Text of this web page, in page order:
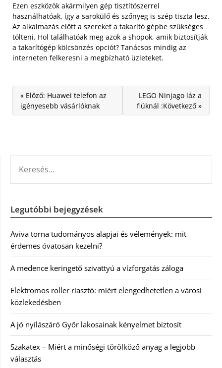
Ezen eszközök akármilyen gép tisztítószerrel
használhatóak, így a sarokülő és szőnyeg is szép tiszta lesz.
Az alkalmazás előtt a szereket a takarító gépbe szükséges
tölteni. Hol találhatóak meg azok a shopok, amik biztosítják
a takarítógép kölcsönzés opciót? Tanácsos mindig az
interneten felkeresni a megbízható üzleteket.
« Előző: Huawei telefon az
igényesebb vásárlóknak
LEGO Ninjago láz a
fiúknál :Következő »
Legutóbbi bejegyzések
Aviva torna tudományos alapjai és vélemények: mit
érdemes óvatosan kezelni?
A medence keringető szivattyú a vízforgatás záloga
Elektromos roller riasztó: miért elengedhetetlen a városi
közlekedésben
A jó nyílászáró Győr lakosainak kényelmet biztosít
Szakatex – Miért a minőségi törölköző anyag a legjobb
választás